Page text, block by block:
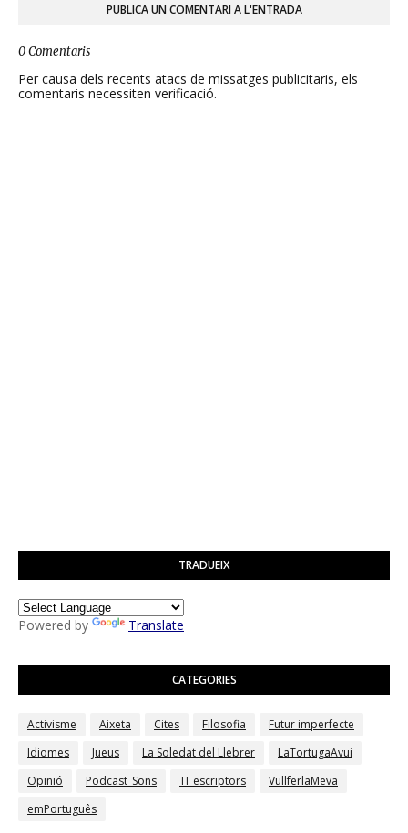
PUBLICA UN COMENTARI A L'ENTRADA
0 Comentaris
Per causa dels recents atacs de missatges publicitaris, els
comentaris necessiten verificació.
TRADUEIX
Powered by Translate
CATEGORIES
Activisme Aixeta Cites Filosofia
Futur imperfecte
Idiomes
Jueus La Soledat del Llebrer
LaTortugaAvui
Opinió
Podcast_Sons TI_escriptors
VullferlaMeva
emPortuguês